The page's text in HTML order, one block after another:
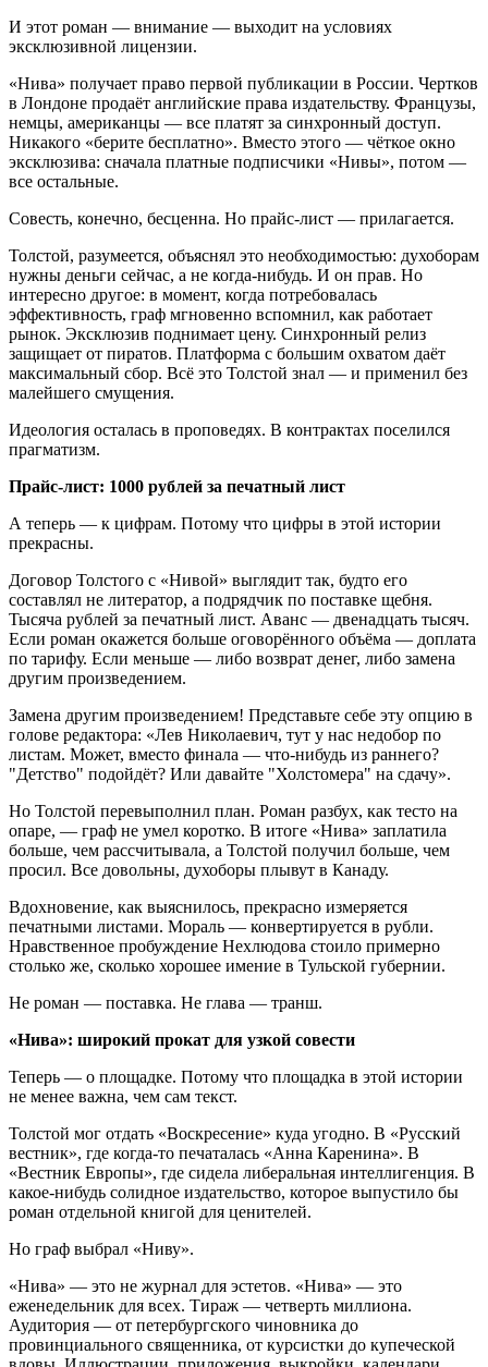
И этот роман — внимание — выходит на условиях
эксклюзивной лицензии.
«Нива» получает право первой публикации в России. Чертков
в Лондоне продаёт английские права издательству. Французы,
немцы, американцы — все платят за синхронный доступ.
Никакого «берите бесплатно». Вместо этого — чёткое окно
эксклюзива: сначала платные подписчики «Нивы», потом —
все остальные.
Совесть, конечно, бесценна. Но прайс-лист — прилагается.
Толстой, разумеется, объяснял это необходимостью: духоборам
нужны деньги сейчас, а не когда-нибудь. И он прав. Но
интересно другое: в момент, когда потребовалась
эффективность, граф мгновенно вспомнил, как работает
рынок. Эксклюзив поднимает цену. Синхронный релиз
защищает от пиратов. Платформа с большим охватом даёт
максимальный сбор. Всё это Толстой знал — и применил без
малейшего смущения.
Идеология осталась в проповедях. В контрактах поселился
прагматизм.
Прайс-лист: 1000 рублей за печатный лист
А теперь — к цифрам. Потому что цифры в этой истории
прекрасны.
Договор Толстого с «Нивой» выглядит так, будто его
составлял не литератор, а подрядчик по поставке щебня.
Тысяча рублей за печатный лист. Аванс — двенадцать тысяч.
Если роман окажется больше оговорённого объёма — доплата
по тарифу. Если меньше — либо возврат денег, либо замена
другим произведением.
Замена другим произведением! Представьте себе эту опцию в
голове редактора: «Лев Николаевич, тут у нас недобор по
листам. Может, вместо финала — что-нибудь из раннего?
"Детство" подойдёт? Или давайте "Холстомера" на сдачу».
Но Толстой перевыполнил план. Роман разбух, как тесто на
опаре, — граф не умел коротко. В итоге «Нива» заплатила
больше, чем рассчитывала, а Толстой получил больше, чем
просил. Все довольны, духоборы плывут в Канаду.
Вдохновение, как выяснилось, прекрасно измеряется
печатными листами. Мораль — конвертируется в рубли.
Нравственное пробуждение Нехлюдова стоило примерно
столько же, сколько хорошее имение в Тульской губернии.
Не роман — поставка. Не глава — транш.
«Нива»: широкий прокат для узкой совести
Теперь — о площадке. Потому что площадка в этой истории
не менее важна, чем сам текст.
Толстой мог отдать «Воскресение» куда угодно. В «Русский
вестник», где когда-то печаталась «Анна Каренина». В
«Вестник Европы», где сидела либеральная интеллигенция. В
какое-нибудь солидное издательство, которое выпустило бы
роман отдельной книгой для ценителей.
Но граф выбрал «Ниву».
«Нива» — это не журнал для эстетов. «Нива» — это
еженедельник для всех. Тираж — четверть миллиона.
Аудитория — от петербургского чиновника до
провинциального священника, от курсистки до купеческой